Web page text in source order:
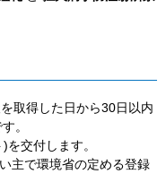
取得した日から30日以内
。
交付します。
主で環境省の定める登録